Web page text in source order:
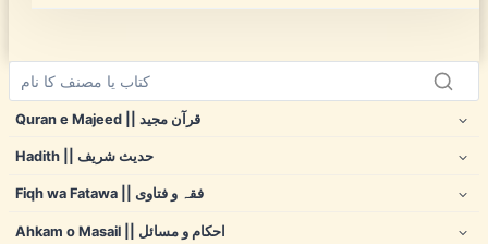
Quran e Majeed || قرآن مجید
Hadith || حدیث شریف
Fiqh wa Fatawa || فقہ و فتاوی
Ahkam o Masail || احکام و مسائل